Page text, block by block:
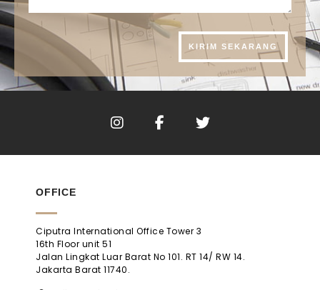
OFFICE
Ciputra International Office Tower 3
16th Floor unit 51
Jalan Lingkat Luar Barat No 101. RT 14/ RW 14.
Jakarta Barat 11740.